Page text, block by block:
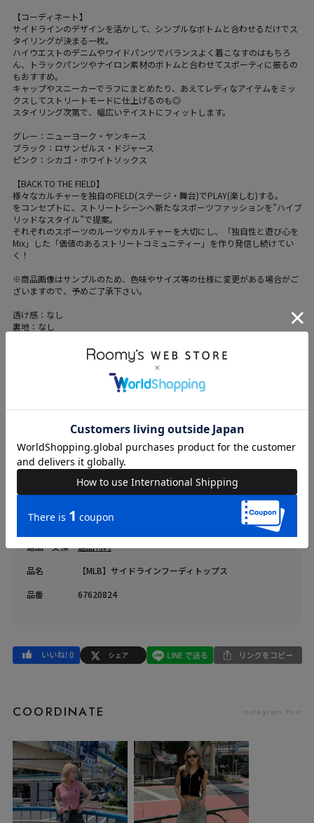
【コーディネート】
サイドラインのデザインを活かして、シンプルなボトムと合わせるだけでス
タイリングが決まる一枚。
ハイウエストのデニムやワイドパンツでバランスよく着こなすのはもちろ
ん、トラックパンツやナイロン素材のボトムと合わせてスポーティに振るの
もおすすめ。
キャップやスニーカーでラフにまとめたり、あえてレディなアイテムをミッ
クスしてストリートモードに仕上げるのも◎
スタイリング次第で、幅広いテイストにフィットします。
グレー：ニューヨーク・ヤンキース
ブラック：ロサンゼルス・ドジャース
ピンク：シカゴ・ホワイトソックス
【BACK TO THE FIELD】
様々なカルチャーを独自のFIELD(ステージ・舞台)でPLAY(楽しむ)する。
をコンセプトに、ストリートシーンへ新たなスポーツファッションを”ハイブ
リッドなスタイル”で提案。
それぞれのスポーツのルーツやカルチャーを大切にし、「独自性と遊び心を
Mix」した「価値のあるストリートコミュニティー」を作り発信し続けてい
く！
※商品画像はサンプルのため、色味やサイズ等の仕様に変更がある場合がご
ざいますので、予めご了承下さい。
透け感：なし
裏地：なし
BACK TO THE FIELD
カテゴリ
WOMENS > トップス > Tシャツ/カットソー
表地 アクリル-46%/綿-37%/ナイロン-17%
送料
605 円 (税込) （
返品・交換
返品特約
品名
【MLB】サイドラインフーディトップス
品番
67620824
COORDINATE Instagram Post